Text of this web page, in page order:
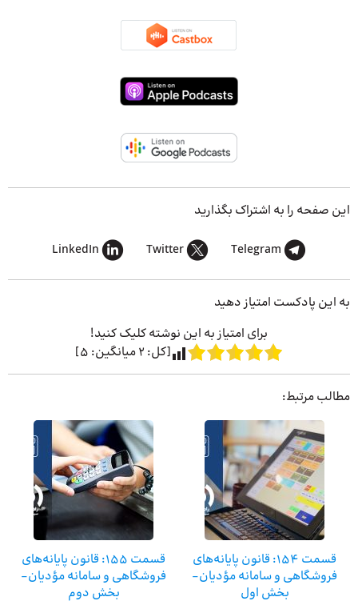
این صفحه را به اشتراک بگذارید
Telegram
Twitter
LinkedIn
به این پادکست امتیاز دهید
برای امتیاز به این نوشته کلیک کنید!
[کل: 2میانگین: 5
]
مطالب مرتبط:
قسمت ۱۵۴: قانون پایانه‌های
فروشگاهی و سامانه مؤدیان-
بخش اول
قسمت ۱۵۵: قانون پایانه‌های
فروشگاهی و سامانه مؤدیان-
بخش دوم